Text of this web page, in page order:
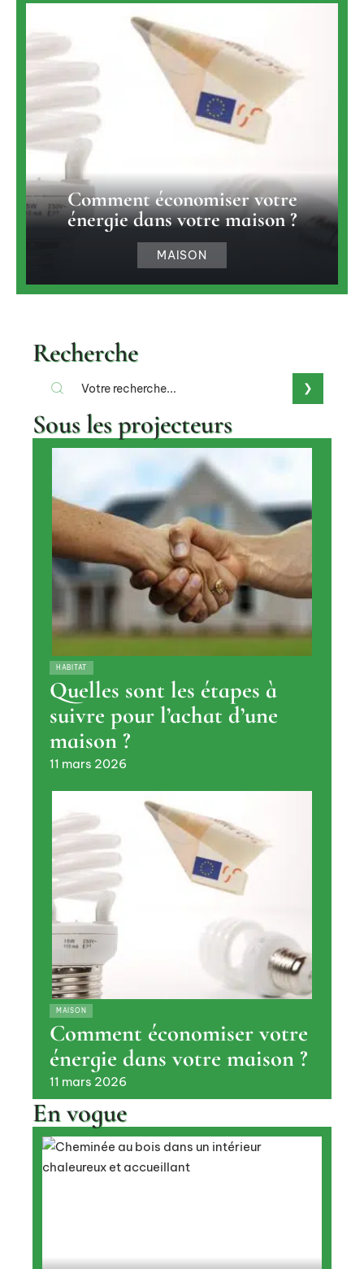
Comment économiser votre
énergie dans votre maison ?
MAISON
Recherche
Sous les projecteurs
HABITAT
Quelles sont les étapes à
suivre pour l’achat d’une
maison ?
11 mars 2026
MAISON
Comment économiser votre
énergie dans votre maison ?
11 mars 2026
En vogue